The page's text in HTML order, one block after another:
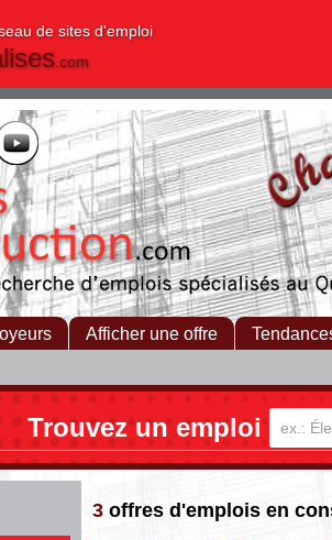
de sites d'emploi
.com
Afficher une offre
Trouvez un emploi
3 offres d'emplois en